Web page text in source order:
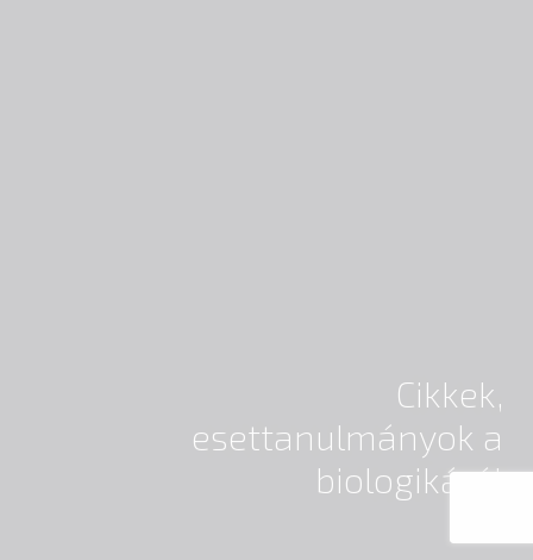
Cikkek,
esettanulmányok a
biologikáról